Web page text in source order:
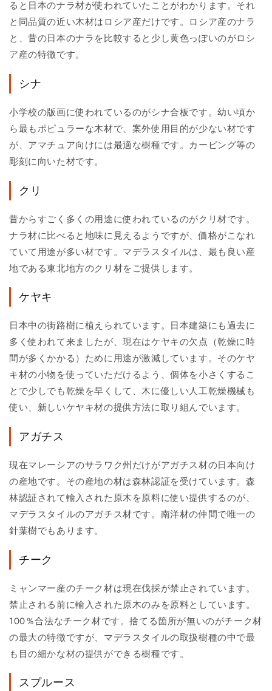
ると日本のナラ材が使われていたことがわかります。それ
と同品質の近い木材はロシア産だけです。ロシア産のナラ
と、昔の日本のナラを比較すると少し黄色っぽいのがロシ
ア産の特徴です。
シナ
小学校の版画に使われているのがシナ合板です。幼い頃か
ら最もポピュラーな木材で、案外使用目的が少ない材です
が、アマチュア向けには最適な樹種です。カービング等の
彫刻に向いた材です。
クリ
昔からすごく多くの用途に使われているのがクリ材です。
ナラ材に比べると地味に見えるようですが、価格がこなれ
ていて用途が多い材です。マデラスタイルは、最も良い産
地である東北地方のクリ材をご提供します。
ケヤキ
日本中の街路樹に植えられています。日本建築にも過去に
多く使われて来ましたが、現在はケヤキの欠点（乾燥に時
間が多くかかる）ために用途が激減しています。そのケヤ
キ材の小物を使っていただけるよう、個体を小さくするこ
とで少しでも乾燥を早くして、木に優しい人工乾燥機械も
使い、新しいケヤキ材の提供方法に取り組んでいます。
アガチス
現在マレーシアのサラワク州だけがアガチス材の日本向け
の産地です。その産地の材は森林認証を受けています。森
林認証されて輸入された原木を原料に使い提供するのが、
マデラスタイルのアガチス材です。南洋材の仲間で唯一の
針葉樹でもあります。
チーク
ミャンマー産のチーク材は現在伐採が禁止されています。
禁止される前に輸入された原木のみを原料としています。
100％合法なチーク材です。捨てる箇所が無いのがチーク材
の最大の特徴ですが、マデラスタイルの取扱樹種の中で最
も目の細かな材の提供ができる樹種です。
スプルース